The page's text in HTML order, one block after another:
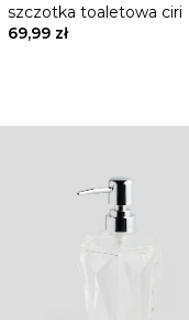
szczotka toaletowa ciri
69,99 zł